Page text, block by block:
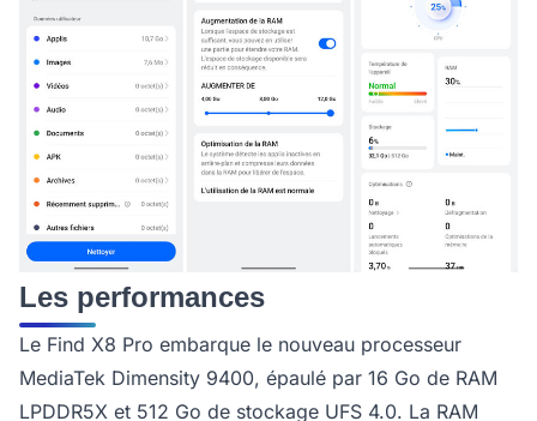
Les performances
Le Find X8 Pro embarque le nouveau processeur
MediaTek Dimensity 9400, épaulé par 16 Go de RAM
LPDDR5X et 512 Go de stockage UFS 4.0. La RAM